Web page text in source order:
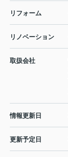
リフォーム
リノベーション
取扱会社
情報更新日
更新予定日